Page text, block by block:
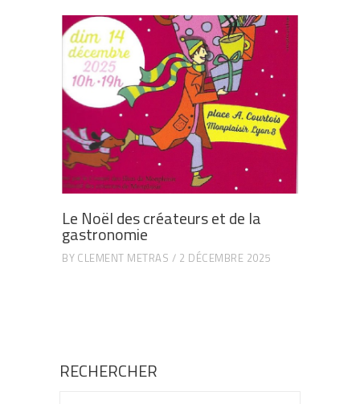
Le Noël des créateurs et de la
gastronomie
BY CLEMENT METRAS 2 DÉCEMBRE 2025
RECHERCHER